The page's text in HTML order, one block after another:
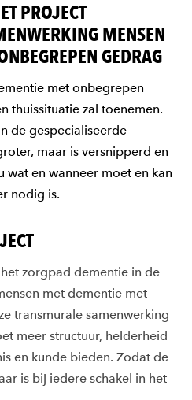
PROJECT
MENSEN
GEDRAG
met onbegrepen
thuissituatie zal toenemen.
de gespecialiseerde
maar is versnipperd en
wat en wanneer moet en kan
nodig is.
zorgpad dementie in de
met dementie met
transmurale samenwerking
meer structuur, helderheid
en kunde bieden. Zodat de
is bij iedere schakel in het